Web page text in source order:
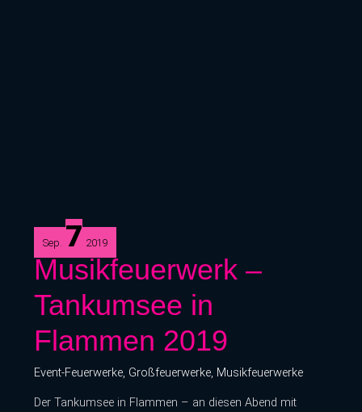
Sep. 7 2019
Musikfeuerwerk –
Tankumsee in
Flammen 2019
Event-Feuerwerke, Großfeuerwerke, Musikfeuerwerke
Der Tankumsee in Flammen – an diesen Abend mit
Musikfeuerwerk
–
Tankumsee
in
Flammen
2019